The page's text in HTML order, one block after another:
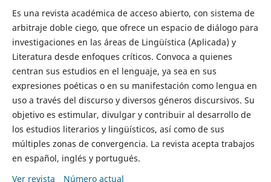
Es una revista académica de acceso abierto, con sistema de
arbitraje doble ciego, que ofrece un espacio de diálogo para
investigaciones en las áreas de Lingüística (Aplicada) y
Literatura desde enfoques críticos. Convoca a quienes
centran sus estudios en el lenguaje, ya sea en sus
expresiones poéticas o en su manifestación como lengua en
uso a través del discurso y diversos géneros discursivos. Su
objetivo es estimular, divulgar y contribuir al desarrollo de
los estudios literarios y lingüísticos, así como de sus
múltiples zonas de convergencia. La revista acepta trabajos
en español, inglés y portugués.
Ver revista
Número actual